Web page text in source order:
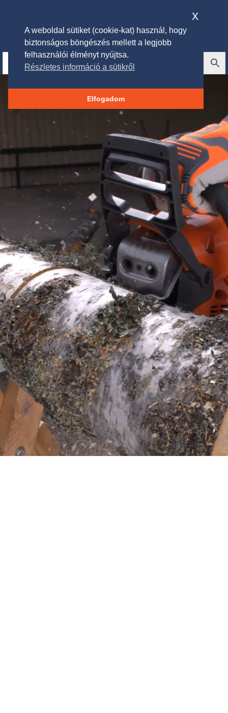
A weboldal sütiket (cookie-kat) használ, hogy
biztonságos böngészés mellett a legjobb
felhasználói élményt nyújtsa.
Részletes információ a sütikről
Elfogadom
x